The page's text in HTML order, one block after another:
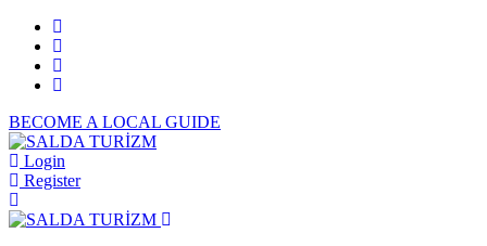
BECOME A LOCAL GUIDE
Login
Register